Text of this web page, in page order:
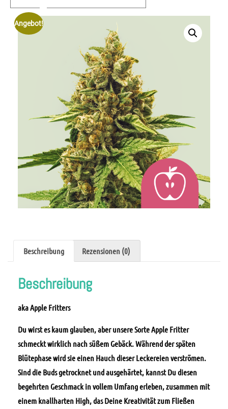
Angebot!
Beschreibung Rezensionen (0)
Beschreibung
aka Apple Fritters
Du wirst es kaum glauben, aber unsere Sorte Apple Fritter
schmeckt wirklich nach süßem Gebäck. Während der späten
Blütephase wird sie einen Hauch dieser Leckereien verströmen.
Sind die Buds getrocknet und ausgehärtet, kannst Du diesen
begehrten Geschmack in vollem Umfang erleben, zusammen mit
einem knallharten High, das Deine Kreativität zum Fließen